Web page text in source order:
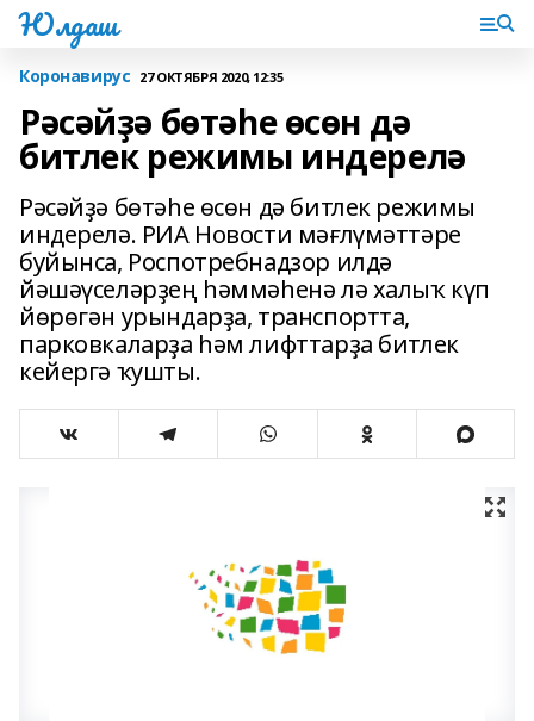
Юлдаш
Коронавирус 27 ОКТЯБРЯ 2020, 12:35
Рәсәйҙә бөтәһе өсөн дә
битлек режимы индерелә
Рәсәйҙә бөтәһе өсөн дә битлек режимы
индерелә. РИА Новости мәғлүмәттәре
буйынса, Роспотребнадзор илдә
йәшәүселәрҙең һәммәһенә лә халыҡ күп
йөрөгән урындарҙа, транспортта,
парковкаларҙа һәм лифттарҙа битлек
кейергә ҡушты.